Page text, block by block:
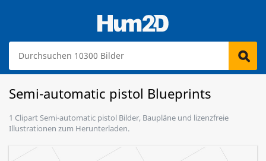
Semi-automatic pistol Blueprints
1 Clipart Semi-automatic pistol Bilder, Baupläne und lizenzfreie
Illustrationen zum Herunterladen.